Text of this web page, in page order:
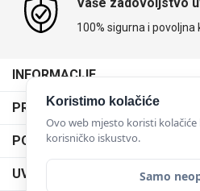
100% sigurna i
INFORMACIJE
Maskice.hr - Web trgovina
SVIJET MASKICA d.o.o.
Aleja javora 13, 10000 Zagreb
095 5555 345
prodaja@maskice.hr
PRODAJNA MJESTA
Poslovnica Trešnjevka
Poslovnica Dubrava
PODRŠKA
Dostava
UVJETI KORIŠTENJA
Koristimo kolačiće
Ovo web mjesto koristi
korisničko iskustvo.
Samo